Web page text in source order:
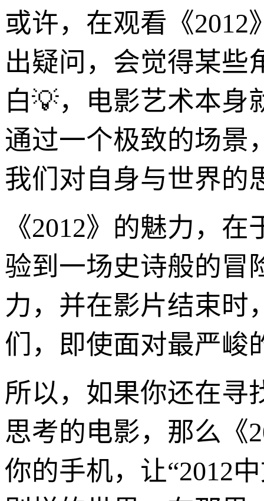
或许，在观看《
出疑问，会觉得某些
白💡，电影艺术本身
通过一个极致的场景
我们对自身与世界的
《2012》的魅力，
验到一场史诗般的冒
力，并在影片结束时
们，即使面对最严峻
所以，如果你还在寻
思考的电影，那么《
你的手机，让“2012